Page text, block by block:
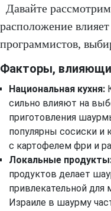
Давайте
расположение
программистов,
Факторы,
Национальная кухня:
сильно влияют на
приготовления
популярны сосиски и
с картофелем фри и
Локальные
продуктов делает
привлекательной
Израиле в шаурму